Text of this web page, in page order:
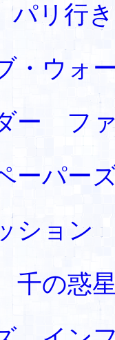
パリ行き
ブ・ウ
ー フ
ーパー
ション
の惑